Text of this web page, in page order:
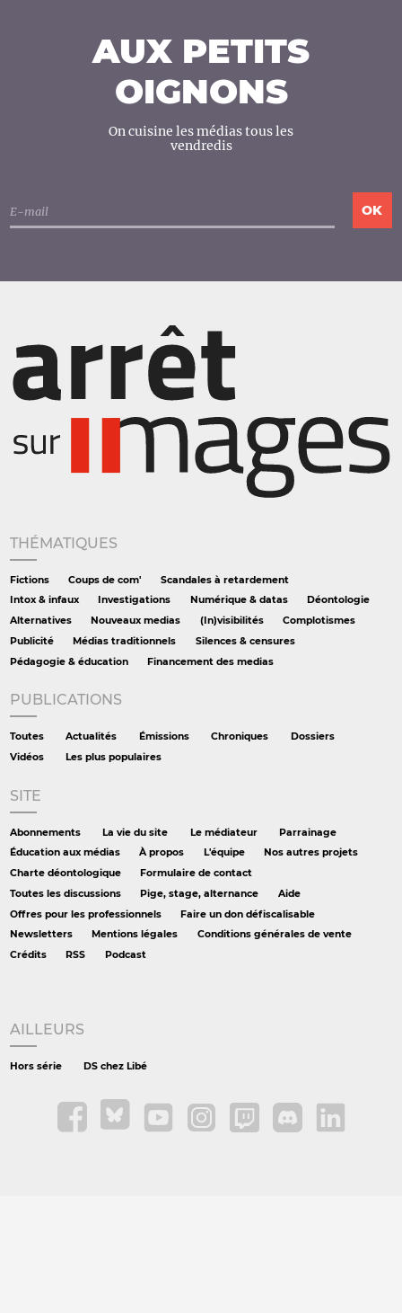
AUX PETITS
OIGNONS
On cuisine les médias tous les
vendredis
THÉMATIQUES
Fictions Coups de com'
Scandales à retardement
Intox & infaux
Investigations Numérique & datas
Déontologie
Alternatives
Nouveaux medias (In)visibilités
Complotismes
Publicité
Médias traditionnels
Silences & censures
Pédagogie & éducation
Financement des medias
PUBLICATIONS
Toutes Actualités Émissions Chroniques
Dossiers
Vidéos
Les plus populaires
SITE
Abonnements La vie du site Le médiateur
Parrainage
Éducation aux médias
À propos L'équipe
Nos autres projets
Charte déontologique
Formulaire de contact
Toutes les discussions
Pige, stage, alternance
Aide
Offres pour les professionnels
Faire un don défiscalisable
Newsletters
Mentions légales
Conditions générales de vente
Crédits
RSS Podcast
AILLEURS
Hors série DS chez Libé